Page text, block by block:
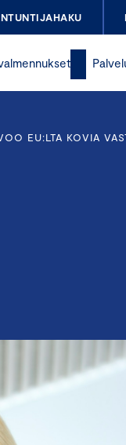
EU:LTA KOVIA